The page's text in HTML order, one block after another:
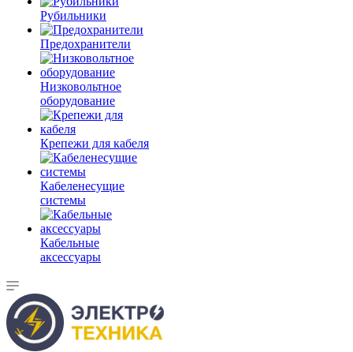
Рубильники
Предохранители
Низковольтное
оборудование
Крепежи для кабеля
Кабеленесущие
системы
Кабельные
аксессуары